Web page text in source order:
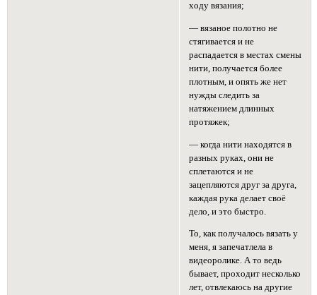
ходу вязания;
— вязаное полотно не
стягивается и не
распадается в местах смены
нити, получается более
плотным, и опять же нет
нужды следить за
натяжением длинных
протяжек;
— когда нити находятся в
разных руках, они не
сплетаются и не
зацепляются друг за друга,
каждая рука делает своё
дело, и это быстро.
То, как получалось вязать у
меня, я запечатлела в
видеоролике. А то ведь
бывает, проходит несколько
лет, отвлекаюсь на другие